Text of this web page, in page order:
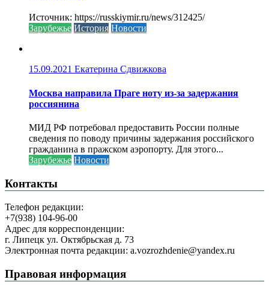
Источник: https://russkiymir.ru/news/312425/
Зарубежье История Новости
15.09.2021 Екатерина Сдвижкова
Москва направила Праге ноту из-за задержания
россиянина
МИД РФ потребовал предоставить России полные
сведения по поводу причины задержания российского
гражданина в пражском аэропорту. Для этого...
Зарубежье Новости
Контакты
Телефон редакции:
+7(938) 104-96-00
Адрес для корреспонденции:
г. Липецк ул. Октябрьская д. 73
Электронная почта редакции: a.vozrozhdenie@yandex.ru
Правовая информация